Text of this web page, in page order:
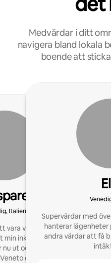
Medvärdar i ditt
navigera bland lokala
boende att
Italien
vara värd av en slump,
min inkörsport till nya
ut och designar
och bortom
Supervärdar med
hanterar lägenheter
andra värdar att få